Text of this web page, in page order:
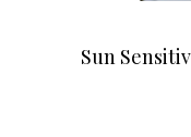
Sun